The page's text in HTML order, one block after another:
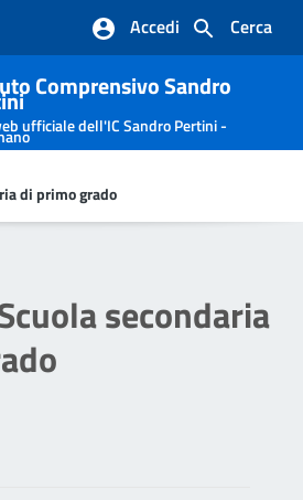
Cerca
Accedi
Comprensivo Sandro
ufficiale dell'IC Sandro Pertini -
di primo grado
secondaria